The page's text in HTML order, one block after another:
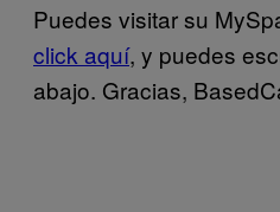
Puedes visitar su
click aquí, y puedes
abajo. Gracias,